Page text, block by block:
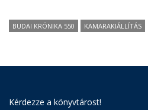
BUDAI KRÓNIKA 550 KAMARAKIÁLLÍTÁS
Kérdezze a könyvtárost!